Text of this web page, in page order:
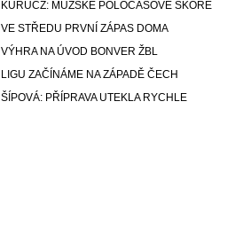
KURUCZ: MUŽSKÉ POLOČASOVÉ SKÓRE
VE STŘEDU PRVNÍ ZÁPAS DOMA
VÝHRA NA ÚVOD BONVER ŽBL
LIGU ZAČÍNÁME NA ZÁPADĚ ČECH
ŠÍPOVÁ: PŘÍPRAVA UTEKLA RYCHLE